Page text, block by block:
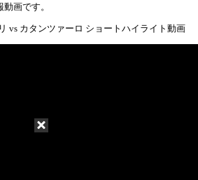
画です。
vs カタンツァーロ ショートハイライト動画